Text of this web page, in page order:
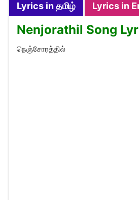
Lyrics in தமிழ் Lyrics in
Nenjorathil Song
நெஞ்சோரத்தில்